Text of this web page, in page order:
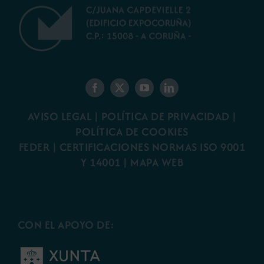
AVISO LEGAL | POLÍTICA DE PRIVACIDAD |
POLÍTICA DE COOKIES
FEDER | CERTIFICACIONES NORMAS ISO 9001
Y 14001 | MAPA WEB
CON EL APOYO DE: